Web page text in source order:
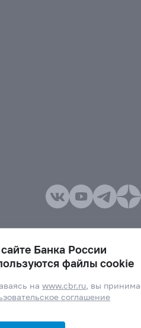
Версия для
Банка России
файлы cookie
наwww.cbr.ru, вы
соглашение